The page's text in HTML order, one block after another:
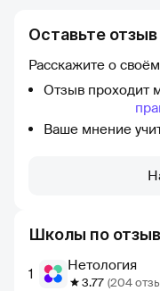
Оставьте отзыв
Расскажите о
Отзыв проходит
Ваше мнение
Школы по
1 Нетология
3.77 (204